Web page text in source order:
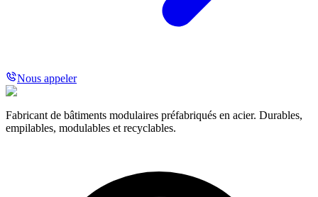
Nous appeler
Fabricant de bâtiments modulaires préfabriqués en acier. Durables,
empilables, modulables et recyclables.